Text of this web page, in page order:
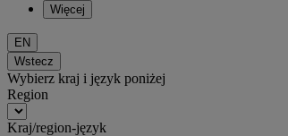
Więcej
EN
Wstecz
Wybierz kraj i język poniżej
Region
Kraj/region-język